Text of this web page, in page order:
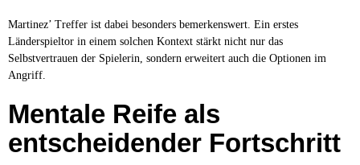
Martinez’ Treffer ist dabei besonders bemerkenswert. Ein erstes
Länderspieltor in einem solchen Kontext stärkt nicht nur das
Selbstvertrauen der Spielerin, sondern erweitert auch die Optionen im
Angriff.
Mentale Reife als
entscheidender Fortschritt